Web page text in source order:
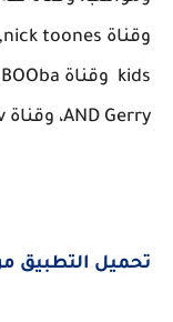
وقناة nick toones, وقناة
kids وقناة BOOba, وقناة
AND Gerry، وقناة koogi tv وقناة oum num.
تحميل التطبيق